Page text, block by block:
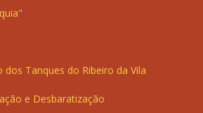
Tanques do Ribeiro da Vila
e Desbaratização